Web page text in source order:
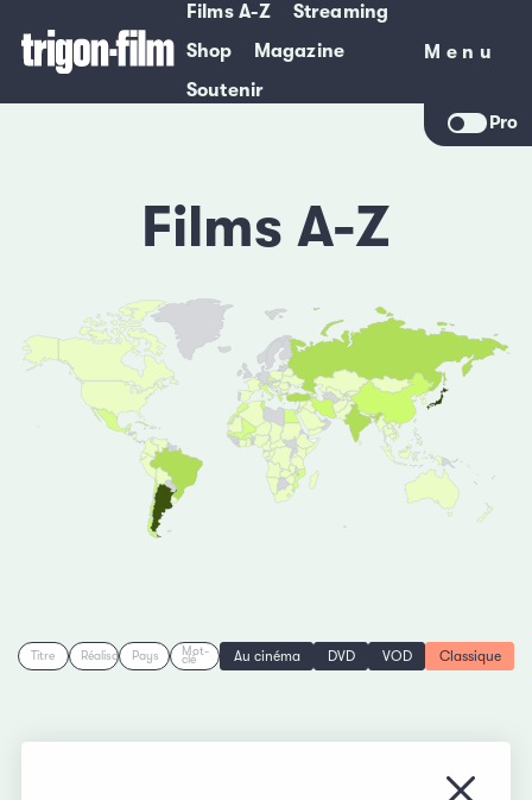
Films A-Z
Streaming
Shop
Magazine
Soutenir
Menu
Menu
Pro
Films A-Z
Titre RéalisationPays Mot-
clé Au cinéma DVD VOD Classique